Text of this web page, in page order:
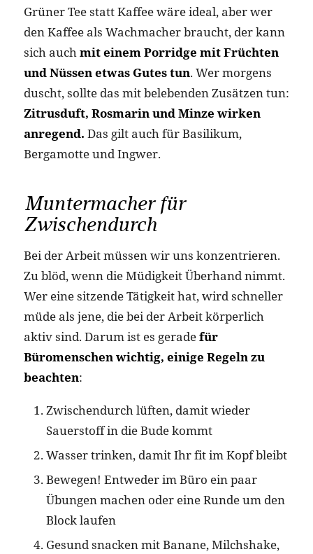
Grüner Tee statt Kaffee wäre ideal, aber wer
den Kaffee als Wachmacher braucht, der kann
sich auchmit einem Porridge mit Früchten
und Nüssen etwas Gutes tun. Wer morgens
duscht, sollte das mit belebenden Zusätzen tun:
Zitrusduft, Rosmarin und Minze wirken
anregend. Das gilt auch für Basilikum,
Bergamotte und Ingwer.
Muntermacher für
Zwischendurch
Bei der Arbeit müssen wir uns konzentrieren.
Zu blöd, wenn die Müdigkeit Überhand nimmt.
Wer eine sitzende Tätigkeit hat, wird schneller
müde als jene, die bei der Arbeit körperlich
aktiv sind. Darum ist es geradefür
Büromenschen wichtig, einige Regeln zu
beachten:
Zwischendurch lüften, damit wieder
Sauerstoff in die Bude kommt
Wasser trinken, damit Ihr fit im Kopf bleibt
Bewegen! Entweder im Büro ein paar
Übungen machen oder eine Runde um den
Block laufen
Gesund snacken mit Banane, Milchshake,